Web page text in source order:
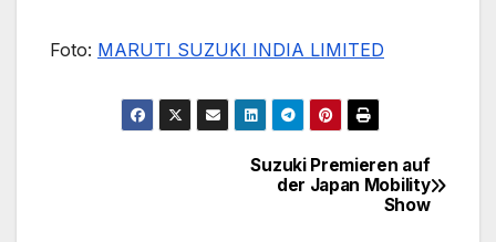
Foto: MARUTI SUZUKI INDIA LIMITED
Beitragsnavigation
Suzuki Premieren auf
der Japan Mobility
Show